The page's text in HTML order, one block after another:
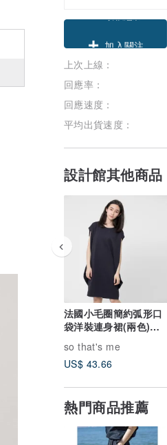
加入關注
上次上線：
回應率：
回應速度：
平均出貨速度：
設計館其他商品
法國小毛圈簡約弧形口
袋洋裝連身裙(兩色)
【修身顯瘦】
so that's me
US$ 43.66
熱門商品推薦